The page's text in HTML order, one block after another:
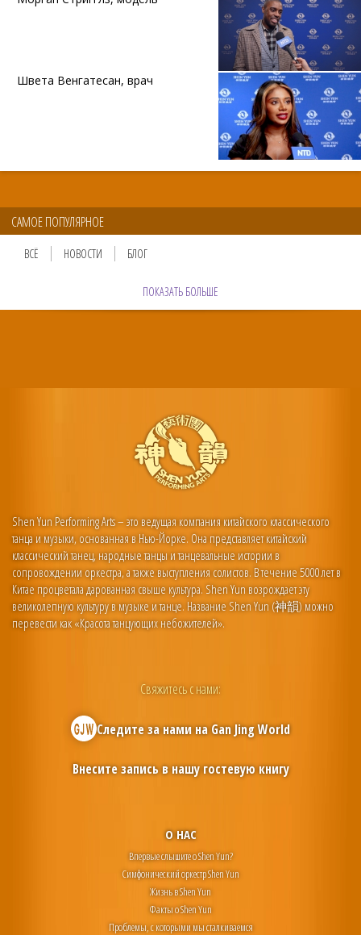
Швета Венгатесан, врач
САМОЕ ПОПУЛЯРНОЕ
ВСЁ НОВОСТИ БЛОГ
ПОКАЗАТЬ БОЛЬШЕ
Shen Yun Performing Arts – это ведущая компания китайского классического
танца и музыки, основанная в Нью-Йорке. Она представляет китайский
классический танец, народные танцы и танцевальные истории в
сопровождении оркестра, а также выступления солистов. В течение 5000 лет в
Китае процветала дарованная свыше культура. Shen Yun возрождает эту
великолепную культуру в музыке и танце. Название Shen Yun (神韻) можно
перевести как «Красота танцующих небожителей».
О НАС
Впервые слышите о Shen Yun?
Симфонический оркестр Shen Yun
Жизнь в Shen Yun
Факты о Shen Yun
Проблемы, с которыми мы сталкиваемся
Свяжитесь с нами:
Следите за нами наGan Jing World
Внесите запись в нашу гостевую книгу